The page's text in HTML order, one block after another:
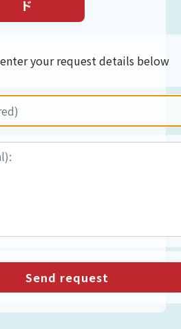
ド
enter your request details below